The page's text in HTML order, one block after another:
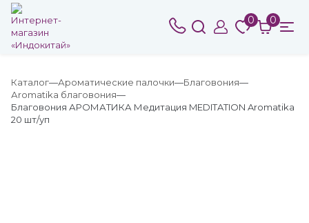
0 0
Каталог Ароматические палочки
Благовония
Аromatika благовония
Благовония АРОМАТИКА Медитация MEDITATION Aromatika
20 шт/уп